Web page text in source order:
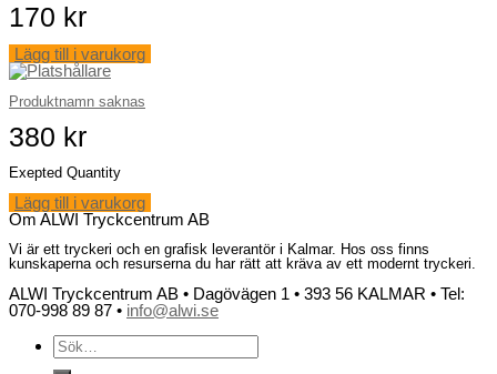
170 kr
Lägg till i varukorg
Produktnamn saknas
380 kr
Exepted Quantity
Lägg till i varukorg
Om ALWI Tryckcentrum AB
Vi är ett tryckeri och en grafisk leverantör i Kalmar. Hos oss finns
kunskaperna och resurserna du har rätt att kräva av ett modernt tryckeri.
ALWI Tryckcentrum AB • Dagövägen 1 • 393 56 KALMAR • Tel:
070-998 89 87 • info@alwi.se
Sök
efter: